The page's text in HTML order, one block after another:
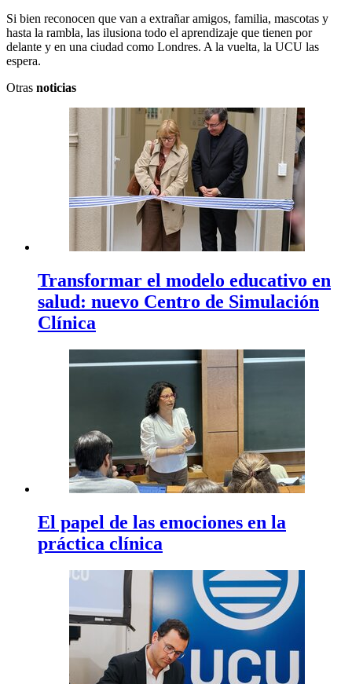
Si bien reconocen que van a extrañar amigos, familia, mascotas y
hasta la rambla, las ilusiona todo el aprendizaje que tienen por
delante y en una ciudad como Londres. A la vuelta, la UCU las
espera.
Otras noticias
Transformar el modelo educativo en
salud: nuevo Centro de Simulación
Clínica
El papel de las emociones en la
práctica clínica